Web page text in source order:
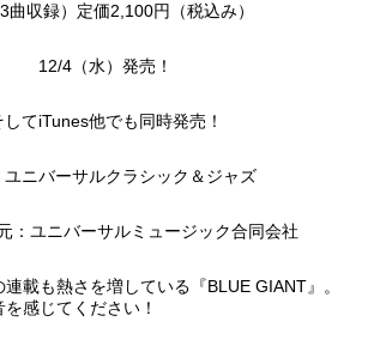
曲収録）定価2,100円（税込み）
12/4（水）発売！
してiTunes他でも同時発売！
ユニバーサルクラシック＆ジャズ
：ユニバーサルミュージック合同会社
載も熱さを増している『BLUE GIANT』。
感じてください！